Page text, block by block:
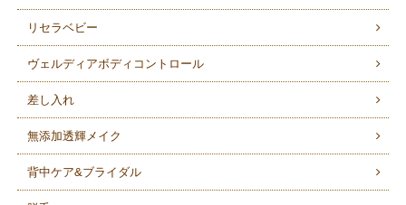
リセラベビー
ヴェルディアボディコントロール
差し入れ
無添加透輝メイク
背中ケア&ブライダル